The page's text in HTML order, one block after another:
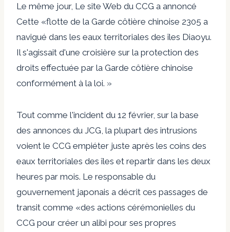
Le même jour, Le site Web du CCG a annoncé
Cette «flotte de la Garde côtière chinoise 2305 a
navigué dans les eaux territoriales des îles Diaoyu.
Il s'agissait d'une croisière sur la protection des
droits effectuée par la Garde côtière chinoise
conformément à la loi. »
Tout comme l'incident du 12 février, sur la base
des annonces du JCG, la plupart des intrusions
voient le CCG empiéter juste après les coins des
eaux territoriales des îles et repartir dans les deux
heures par mois. Le responsable du
gouvernement japonais a décrit ces passages de
transit comme «des actions cérémonielles du
CCG pour créer un alibi pour ses propres